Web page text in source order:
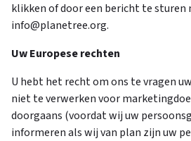
klikken of door een bericht te sturen
info@planetree.org.
Uw Europese rechten
U hebt het recht om ons te vragen
niet te verwerken voor
doorgaans (voordat wij uw
informeren als wij van plan zijn uw